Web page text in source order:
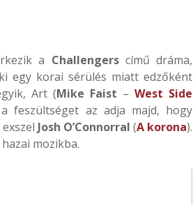
a Challengerscímű dráma,
egy korai sérülés miatt edzőként
Art (Mike Faist –West Side
feszültséget az adja majd, hogy
Josh O’Connorral (A korona).
mozikba.